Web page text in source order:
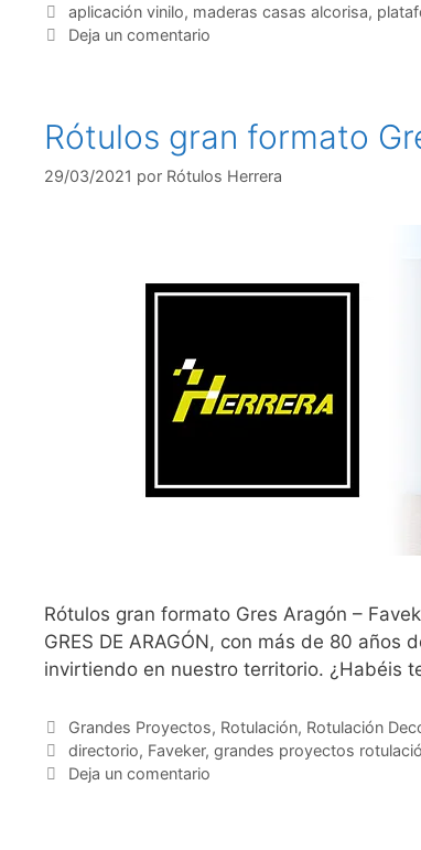
aplicación vinilo, maderas casas alcorisa,
Deja un comentario
Rótulos gran formato
29/03/2021 por Rótulos Herrera
Rótulos gran formato Gres Aragón –
GRES DE ARAGÓN, con más de 80
invirtiendo en nuestro territorio. ¿Habéis
Grandes Proyectos, Rotulación, Rotulación
directorio, Faveker, grandes proyectos
Deja un comentario